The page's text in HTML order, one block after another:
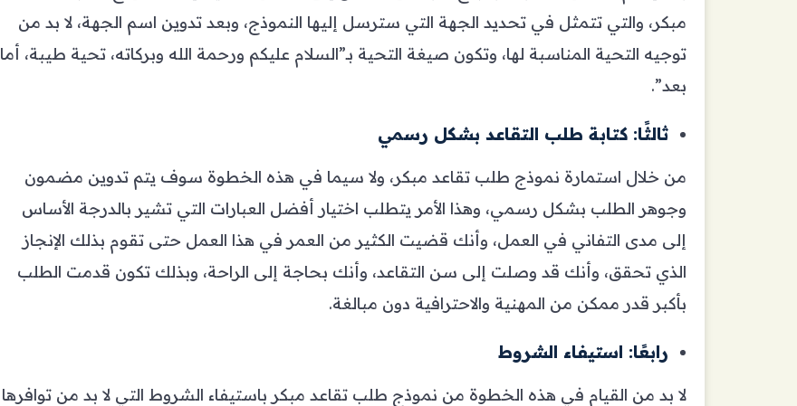
مبكر، والتي تتمثل في تحديد الجهة التي سترسل إليها النموذج، وبعد تدوين اسم الجهة، لا بد من
توجيه التحية المناسبة لها، وتكون صيغة التحية بـ”السلام عليكم ورحمة الله وبركاته، تحية طيبة، أما
بعد”.
ثالثًا: كتابة طلب التقاعد بشكل رسمي
من خلال استمارة نموذج طلب تقاعد مبكر، ولا سيما في هذه الخطوة سوف يتم تدوين مضمون
وجوهر الطلب بشكل رسمي، وهذا الأمر يتطلب اختيار أفضل العبارات التي تشير بالدرجة الأساس
إلى مدى التفاني في العمل، وأنك قضيت الكثير من العمر في هذا العمل حتى تقوم بذلك الإنجاز
الذي تحقق، وأنك قد وصلت إلى سن التقاعد، وأنك بحاجة إلى الراحة، وبذلك تكون قدمت الطلب
بأكبر قدر ممكن من المهنية والاحترافية دون مبالغة.
رابعًا: استيفاء الشروط
لا بد من القيام في هذه الخطوة من نموذج طلب تقاعد مبكر باستيفاء الشروط التي لا بد من توافرها